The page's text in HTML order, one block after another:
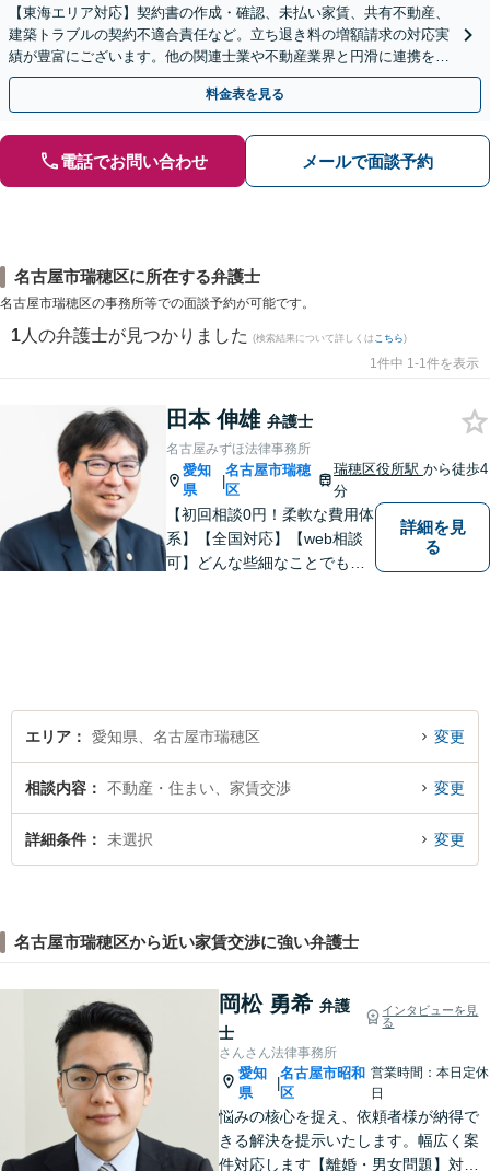
【東海エリア対応】契約書の作成・確認、未払い家賃、共有不動産、
建築トラブルの契約不適合責任など。立ち退き料の増額請求の対応実
績が豊富にございます。他の関連士業や不動産業界と円滑に連携を行
い、正確に手続きを進めてまいります。【初回面談無料】
料金表を見る
電話でお問い合わせ メールで面談予約
名古屋市瑞穂区に所在する弁護士
名古屋市瑞穂区の事務所等での面談予約が可能です。
1 人の弁護士が見つかりました (検索結果について詳しくは こちら)
1件中 1-1件を表示
田本 伸雄 弁護士
名古屋みずほ法律事務所
愛知
県
|
名古屋市瑞穂
区
瑞穂区役所駅から徒歩4
分
【初回相談0円！柔軟な費用体
系】【全国対応】【web相談
可】どんな些細なことでもお
詳細を見
る
エリア 愛知県、名古屋市瑞穂区 変更
相談内容 不動産・住まい、家賃交渉 変更
詳細条件 未選択 変更
名古屋市瑞穂区から近い家賃交渉に強い弁護士
岡松 勇希 弁護
士
インタビューを見
る
さんさん法律事務所
愛知
県
|
名古屋市昭和
区
営業時間：本日定休
日
悩みの核心を捉え、依頼者様が納得で
きる解決を提示いたします。幅広く案
件対応します【離婚・男女問題】対応